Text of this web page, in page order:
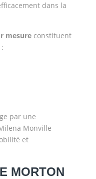
dans la
mesureconstituent
par une
Monville
et
MORTON